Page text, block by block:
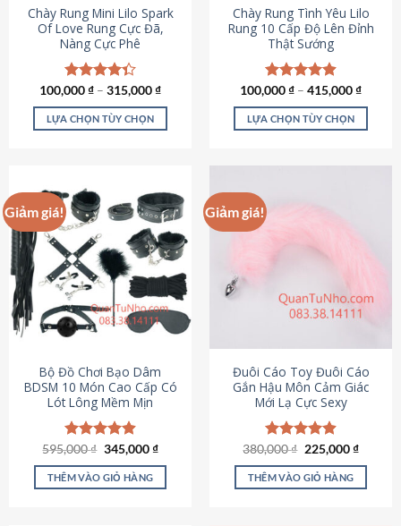
chọn
trên
trang
sản
phẩm
Chày Rung Mini Lilo Spark
Of Love Rung Cực Đã,
Nàng Cực Phê
Được xếp
hạng4.33
5 sao
100,000₫ – 315,000₫
LỰA CHỌN TÙY CHỌN
có
nhiều
biến
thể.
Các
tùy
chọn
có
chọn
trên
trang
sản
phẩm
Chày Rung Tình Yêu Lilo
Rung 10 Cấp Độ Lên Đỉnh
Thật Sướng
Được xếp
hạng4.94
5 sao
100,000₫ – 415,000₫
LỰA CHỌN TÙY CHỌN
biến
thể.
chọn
chọn
trên
trang
sản
phẩm
Giảm giá!
Bộ Đồ Chơi Bạo Dâm
BDSM 10 Món Cao Cấp Có
Lót Lông Mềm Mịn
Được xếp
hạng4.88
5 sao
595,000₫ Giá
là:
595,000 ₫.
345,000₫Giá
tại
THÊM VÀO GIỎ HÀNG
Giảm giá!
Đuôi Cáo Toy Đuôi Cáo
Gắn Hậu Môn Cảm Giác
Mới Lạ Cực Sexy
Được xếp
hạng4.88
5 sao
380,000₫ Giá
là:
380,000 ₫.
225,000₫Giá
tại
THÊM VÀO GIỎ HÀNG